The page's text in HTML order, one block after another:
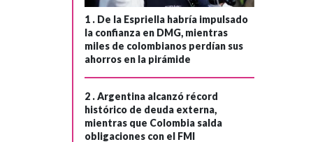
antes de su
muerte
1 . De la Espriella habría impulsado
la confianza en DMG, mientras
miles de colombianos perdían sus
ahorros en la pirámide
2 .Argentina alcanzó récord
histórico de deuda externa,
mientras que Colombia salda
obligaciones con el FMI